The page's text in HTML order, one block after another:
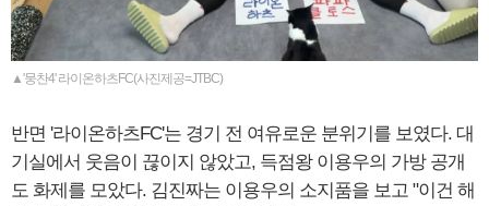
▲'뭉찬4' 라이온하츠FC(사진제공=JTBC)
반면 '라이온하츠FC'는 경기 전 여유로운 분위기를 보였다. 대
기실에서 웃음이 끊이지 않았고, 득점왕 이용우의 가방 공개
도 화제를 모았다. 김진짜는 이용우의 소지품을 보고 "이건 해